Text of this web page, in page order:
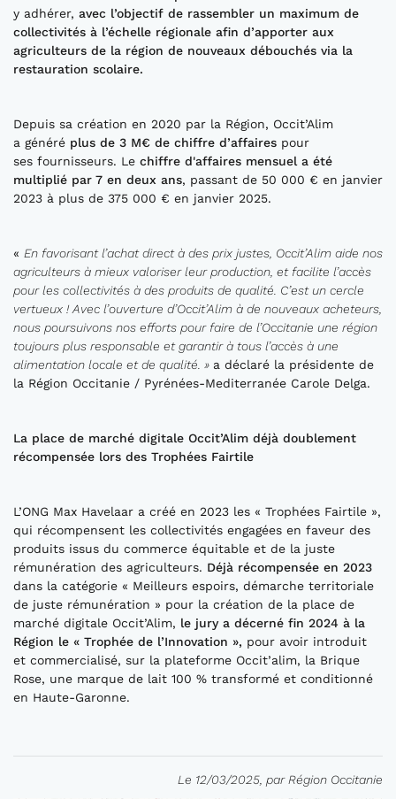
y adhérer, avec l’objectif de rassembler un maximum de
collectivités à l’échelle régionale afin d’apporter aux
agriculteurs de la région de nouveaux débouchés via la
restauration scolaire.
Depuis sa création en 2020 par la Région, Occit’Alim
a généré plus de 3 M€ de chiffre d’affaires pour
ses fournisseurs. Le chiffre d'affaires mensuel a été
multiplié par 7 en deux ans, passant de 50 000 € en janvier
2023 à plus de 375 000 € en janvier 2025.
« En favorisant l’achat direct à des prix justes, Occit’Alim aide nos
agriculteurs à mieux valoriser leur production , et facilite l’accès
pour les collectivités à des produits de qualité . C’est un cercle
vertueux ! Avec l’ouverture d’Occit’Alim à de nouveaux acheteurs,
nous poursuivons nos efforts pour faire de l’Occitanie une région
toujours plus responsable et garantir à tous l’accès à une
alimentation locale et de qualité. » a déclaré la présidente de
la Région Occitanie / Pyrénées-Mediterranée Carole Delga.
La place de marché digitale Occit’Alim déjà doublement
récompensée lors des Trophées Fairtile
L’ONG Max Havelaar a créé en 2023 les « Trophées Fairtile »,
qui récompensent les collectivités engagées en faveur des
produits issus du commerce équitable et de la juste
rémunération des agriculteurs. Déjà récompensée en 2023
dans la catégorie « Meilleurs espoirs, démarche territoriale
de juste rémunération » pour la création de la place de
marché digitale Occit’Alim, le jury a décerné fin 2024 à la
Région le « Trophée de l’Innovation », pour avoir introduit
et commercialisé, sur la plateforme Occit’alim, la Brique
Rose, une marque de lait 100 % transformé et conditionné
en Haute-Garonne.
Le 12/03/2025, par Région Occitanie